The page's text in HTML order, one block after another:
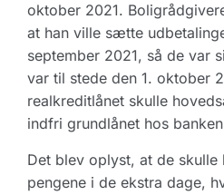
oktober 2021.
at han ville sætte
september 2021, så de var
var til stede den 1. oktober
realkreditlånet skulle
indfri grundlånet hos
Det blev oplyst, at de skulle
pengene i de ekstra dage,